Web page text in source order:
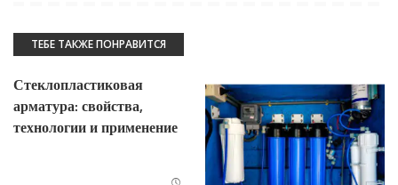
ТЕБЕ ТАКЖЕ ПОНРАВИТСЯ
Стеклопластиковая
арматура: свойства,
технологии и применение